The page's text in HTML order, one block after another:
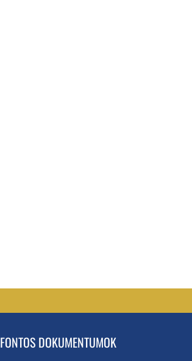
FONTOS DOKUMENTUMOK